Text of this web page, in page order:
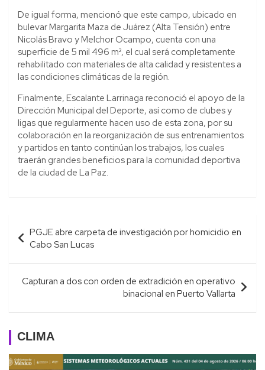
De igual forma, mencionó que este campo, ubicado en
bulevar Margarita Maza de Juárez (Alta Tensión) entre
Nicolás Bravo y Melchor Ocampo, cuenta con una
superficie de 5 mil 496 m², el cual será completamente
rehabilitado con materiales de alta calidad y resistentes a
las condiciones climáticas de la región.
Finalmente, Escalante Larrinaga reconoció el apoyo de la
Dirección Municipal del Deporte, así como de clubes y
ligas que regularmente hacen uso de esta zona, por su
colaboración en la reorganización de sus entrenamientos
y partidos en tanto continúan los trabajos, los cuales
traerán grandes beneficios para la comunidad deportiva
de la ciudad de La Paz.
Navegación
de
entradas
PGJE abre carpeta de investigación por homicidio en
Cabo San Lucas
Capturan a dos con orden de extradición en operativo
binacional en Puerto Vallarta
CLIMA